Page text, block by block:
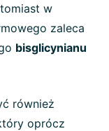
w
zaleca
bisglicynianu
również
oprócz